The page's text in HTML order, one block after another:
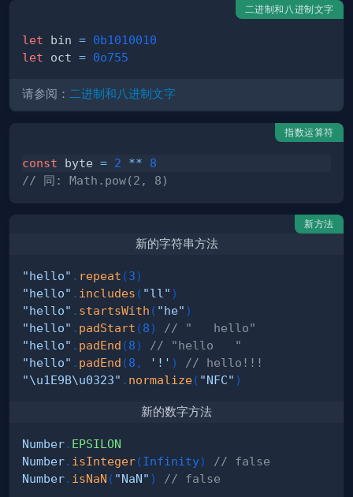
二进制和八进制文字
let bin = 0b1010010
let oct = 0o755
请参阅： 二进制和八进制文字
指数运算符
const byte = 2 **
8
// 同: Math.pow(2, 8)
新方法
新的字符串方法
"hello" . repeat (3)
"hello" . includes ( "ll" )
"hello" . startsWith ( "he" )
"hello" . padStart (8)
// "   hello"
"hello" . padEnd (8)
// "hello   "
"hello" . padEnd (8 , '!' )
// hello!!!
"\u1E9B\u0323" . normalize( "NFC" )
新的数字方法
Number. EPSILON
Number. isInteger(Infinity)
// false
Number. isNaN ( "NaN" ) // false